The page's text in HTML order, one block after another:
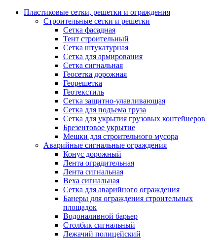
Пластиковые сетки, решетки и ограждения
Строительные сетки и решетки
Сетка фасадная
Тент строительный
Сетка штукатурная
Сетка для армирования
Сетка сигнальная
Геосетка дорожная
Георешетка
Геотекстиль
Сетка защитно-улавливающая
Сетка для подъема груза
Сетка для укрытия грузовых контейнеров
Брезентовое укрытие
Мешки для строительного мусора
Аварийные сигнальные ограждения
Конус дорожный
Лента оградительная
Лента сигнальная
Веха сигнальная
Сетка для аварийного ограждения
Банеры для ограждения строительных
площадок
Водоналивной барьер
Столбик сигнальный
Лежачий полицейский